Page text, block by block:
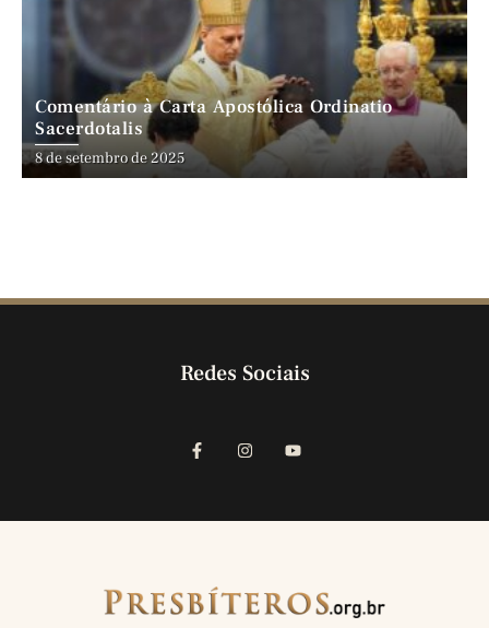
Comentário à Carta Apostólica Ordinatio
Sacerdotalis
8 de setembro de 2025
Redes Sociais